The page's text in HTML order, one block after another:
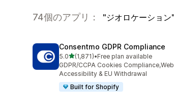
74個のアプリ： ジオロケーション
Consentmo GDPR Compliance
5.05つ星中
(1,871)
合計レビュー数：1871件
•Free plan available
GDPR/CCPA Cookies Compliance,Web
Accessibility & EU Withdrawal
Built for Shopify